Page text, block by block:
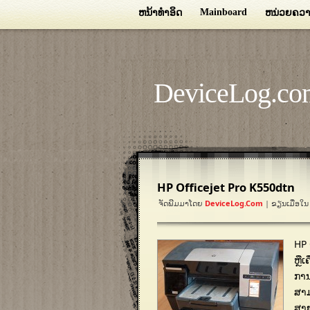
ຫນ້າທໍາອິດ Mainboard ຫນ່ວຍຄວ
HP Officejet Pro K550dtn
ຈັດພີມມາໂດຍ DeviceLog.com | ຂຽນເມື່ອໃນ
ຫຼືເ
ກາ
ສາ